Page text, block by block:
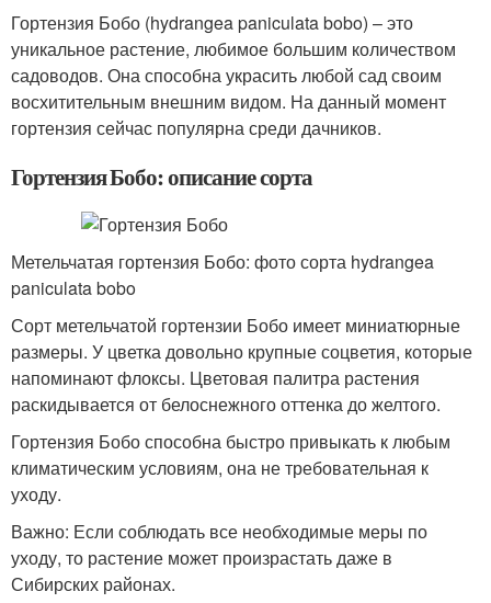
Гортензия Бобо (hydrangea paniculata bobo) – это
уникальное растение, любимое большим количеством
садоводов. Она способна украсить любой сад своим
восхитительным внешним видом. На данный момент
гортензия сейчас популярна среди дачников.
Гортензия Бобо: описание сорта
Метельчатая гортензия Бобо: фото сорта hydrangea
paniculata bobo
Сорт метельчатой гортензии Бобо имеет миниатюрные
размеры. У цветка довольно крупные соцветия, которые
напоминают флоксы. Цветовая палитра растения
раскидывается от белоснежного оттенка до желтого.
Гортензия Бобо способна быстро привыкать к любым
климатическим условиям, она не требовательная к
уходу.
Важно: Если соблюдать все необходимые меры по
уходу, то растение может произрастать даже в
Сибирских районах.